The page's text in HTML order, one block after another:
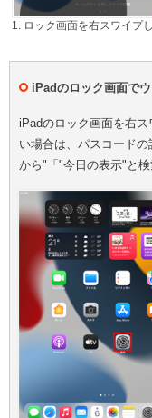
1. ロック画面を右スワイプ
iPadのロック画面で
iPadのロック画面を右
い場合は、パスコード
から"「"今日の表示"と検